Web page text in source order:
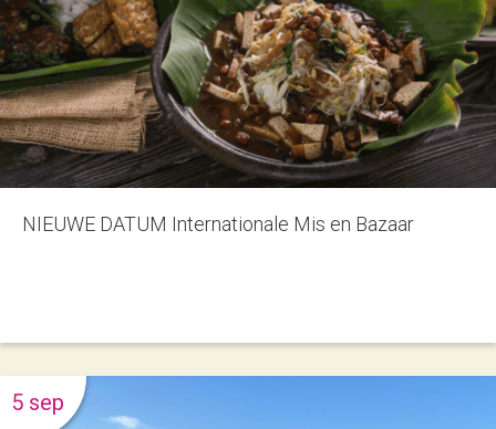
NIEUWE DATUM Internationale Mis en Bazaar
5 sep